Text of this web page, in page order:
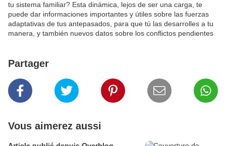
tu sistema familiar? Esta dinámica, lejos de ser una carga, te
puede dar informaciones importantes y útiles sobre las fuerzas
adaptativas de tus antepasados, para que tú las desarrolles a tu
manera, y también nuevos datos sobre los conflictos pendientes
Partager
Vous aimerez aussi